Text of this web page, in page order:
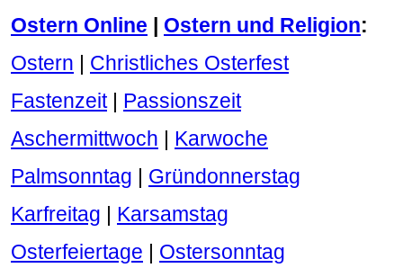
Ostern Online
Ostern und Religion:
Ostern
Christliches Osterfest
Fastenzeit| Passionszeit
Aschermittwoch
Karwoche
Palmsonntag
Gründonnerstag
Karfreitag
Karsamstag
Osterfeiertage
Ostersonntag